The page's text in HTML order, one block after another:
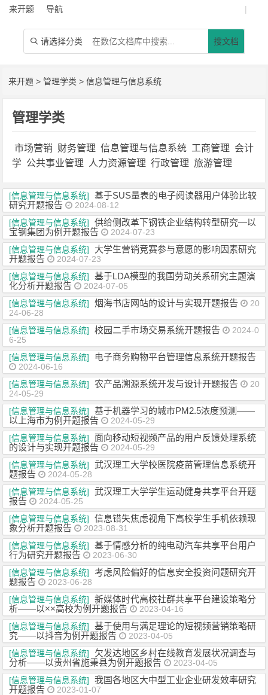
来开题 导航 |
 请选择分类 搜文档
来开题 >管理学类 >信息管理与信息系统
管理学类
市场营销 财务管理 信息管理与信息系统 工商管理 会计
学 公共事业管理 人力资源管理 行政管理 旅游管理
[信息管理与信息系统]
基于SUS量表的电子阅读器用户体验比较
研究开题报告
2024-08-12
[信息管理与信息系统]
供给侧改革下钢铁企业结构转型研究—以
宝钢集团为例开题报告
2024-07-23
[信息管理与信息系统]
大学生营销竞赛参与意愿的影响因素研究
开题报告
2024-07-23
[信息管理与信息系统]
基于LDA模型的我国劳动关系研究主题演
化分析开题报告
2024-07-05
[信息管理与信息系统]
烟海书店网站的设计与实现开题报告
20
24-06-28
[信息管理与信息系统]
校园二手市场交易系统开题报告
2024-0
6-25
[信息管理与信息系统]
电子商务购物平台管理信息系统开题报告
2024-06-16
[信息管理与信息系统]
农产品溯源系统开发与设计开题报告
20
24-05-29
[信息管理与信息系统]
基于机器学习的城市PM2.5浓度预测——
以上海市为例开题报告
2024-05-29
[信息管理与信息系统]
面向移动短视频产品的用户反馈处理系统
的设计与实现开题报告
2024-05-29
[信息管理与信息系统]
武汉理工大学校医院疫苗管理信息系统开
题报告
2024-05-28
[信息管理与信息系统]
武汉理工大学学生运动健身共享平台开题
报告
2024-05-25
[信息管理与信息系统]
信息错失焦虑视角下高校学生手机依赖现
象分析开题报告
2023-08-31
[信息管理与信息系统]
基于情感分析的纯电动汽车共享平台用户
行为研究开题报告
2023-06-30
[信息管理与信息系统]
考虑风险偏好的信息安全投资问题研究开
题报告
2023-06-28
[信息管理与信息系统]
新媒体时代高校社群共享平台建设策略分
析——以××高校为例开题报告
2023-04-16
[信息管理与信息系统]
基于使用与满足理论的短视频营销策略研
究——以抖音为例开题报告
2023-04-05
[信息管理与信息系统]
欠发达地区乡村在线教育发展状况调查与
分析——以贵州省施秉县为例开题报告
2023-04-05
[信息管理与信息系统]
我国各地区大中型工业企业研发效率研究
开题报告
2023-01-07